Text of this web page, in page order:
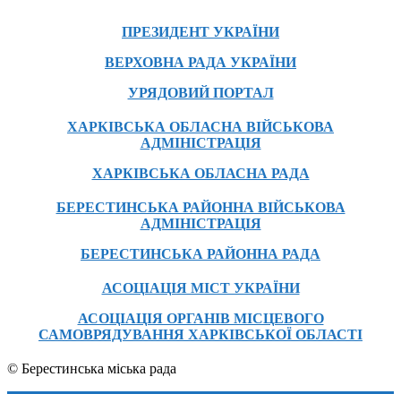
ПРЕЗИДЕНТ УКРАЇНИ
ВЕРХОВНА РАДА УКРАЇНИ
УРЯДОВИЙ ПОРТАЛ
ХАРКІВСЬКА ОБЛАСНА ВІЙСЬКОВА
АДМІНІСТРАЦІЯ
ХАРКІВСЬКА ОБЛАСНА РАДА
БЕРЕСТИНСЬКА РАЙОННА ВІЙСЬКОВА
АДМІНІСТРАЦІЯ
БЕРЕСТИНСЬКА РАЙОННА РАДА
АСОЦІАЦІЯ МІСТ УКРАЇНИ
АСОЦІАЦІЯ ОРГАНІВ МІСЦЕВОГО
САМОВРЯДУВАННЯ ХАРКІВСЬКОЇ ОБЛАСТІ
© Берестинська міська рада